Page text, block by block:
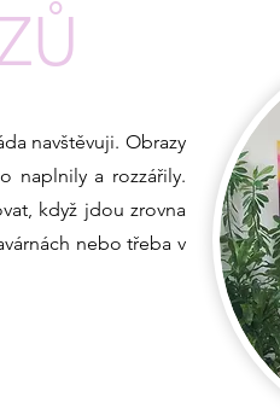
navštěvuji. Obrazy
naplnily a rozzářily.
když jdou zrovna
nebo třeba v